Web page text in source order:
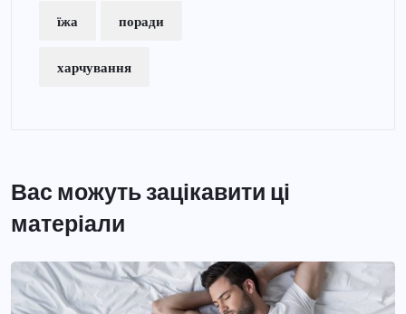
їжа поради
харчування
Вас можуть зацікавити ці
матеріали